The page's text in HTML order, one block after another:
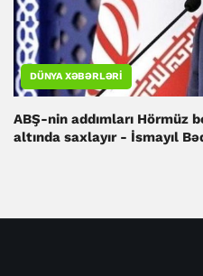
DÜNYA XƏBƏRLƏRI
ABŞ-nin addımları Hörmüz
altında saxlayır - İsmayıl